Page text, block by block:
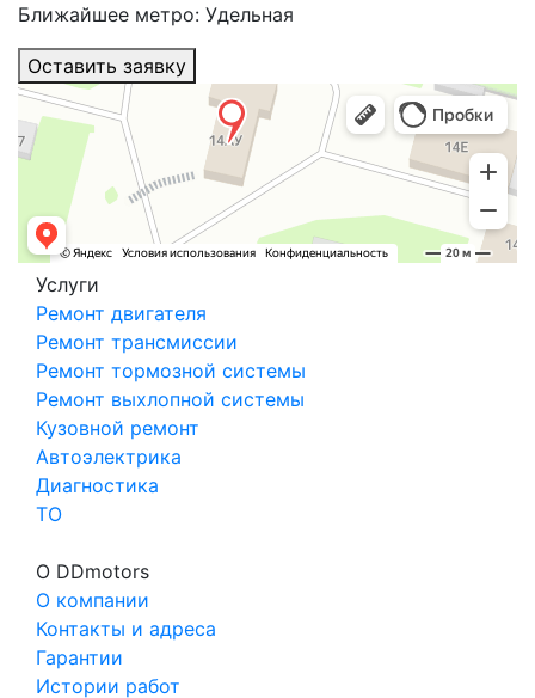
Ближайшее метро: Удельная
Оставить заявку
Услуги
Ремонт двигателя
Ремонт трансмиссии
Ремонт тормозной системы
Ремонт выхлопной системы
Кузовной ремонт
Автоэлектрика
Диагностика
ТО
О DDmotors
О компании
Контакты и адреса
Гарантии
Истории работ